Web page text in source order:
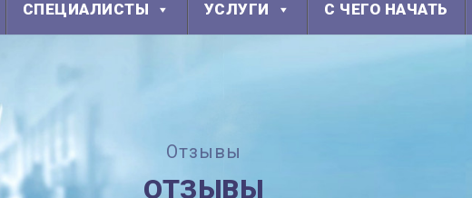
СПЕЦИАЛИСТЫ УСЛУГИ С ЧЕГО НАЧАТЬ
Отзывы
ОТЗЫВЫ